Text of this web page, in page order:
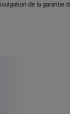
de la